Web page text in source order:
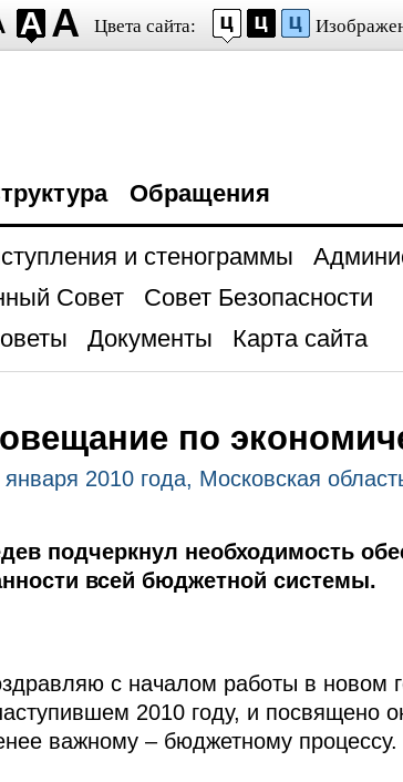
Цвета сайта:
Обращения
и стенограммы
Совет
Совет Безопасности
Документы Карта сайта
по
января 2010 года, Московская
подчеркнул необходимость
всей бюджетной системы.
с началом работы в новом
2010 году, и посвящено
важному – бюджетному процессу.